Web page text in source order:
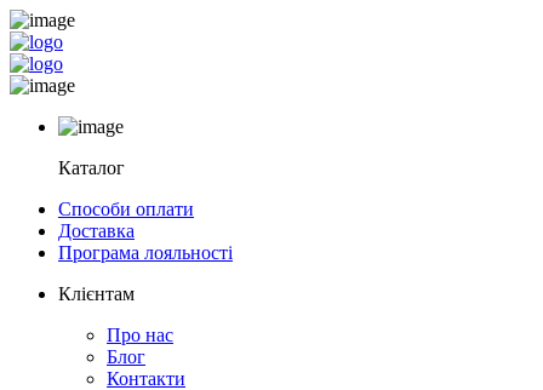
Каталог
Способи оплати
Доставка
Програма лояльності
Клієнтам
Про нас
Блог
Контакти